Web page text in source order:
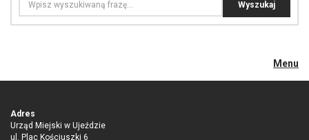
Menu
Adres
Urząd Miejski w Ujeździe
ul. Plac Kościuszki 6